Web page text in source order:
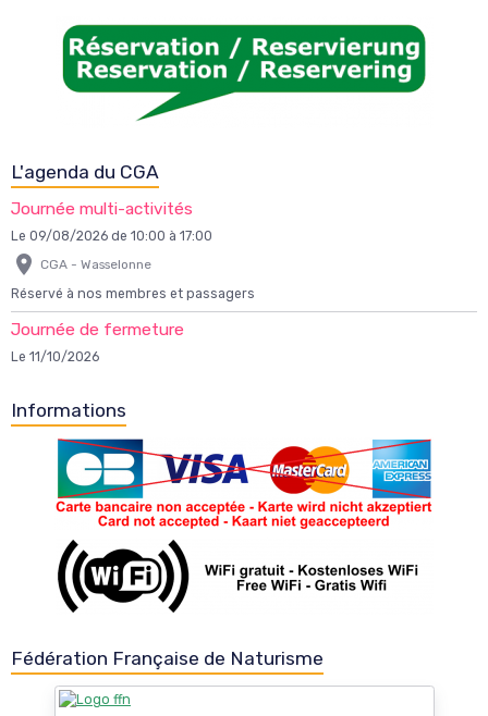
L'agenda du CGA
Journée multi-activités
Le 09/08/2026 de 10:00 à 17:00
CGA - Wasselonne
Réservé à nos membres et passagers
Journée de fermeture
Le 11/10/2026
Informations
Fédération Française de Naturisme